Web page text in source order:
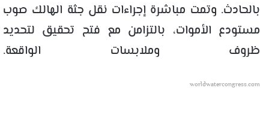
بالحادث. وتمت مباشرة إجراءات نقل جثة الهالك صوب
مستودع الأموات، بالتزامن مع فتح تحقيق لتحديد
ظروف وملابسات الواقعة.
worldwatercongress.com